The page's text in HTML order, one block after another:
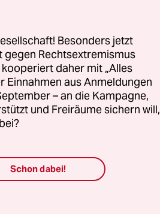
Besonders jetzt
gegen Rechtsextremismus
daher mit „Alles
Einnahmen aus Anmeldungen
– an die Kampagne,
und Freiräume sichern will,
Schon dabei!